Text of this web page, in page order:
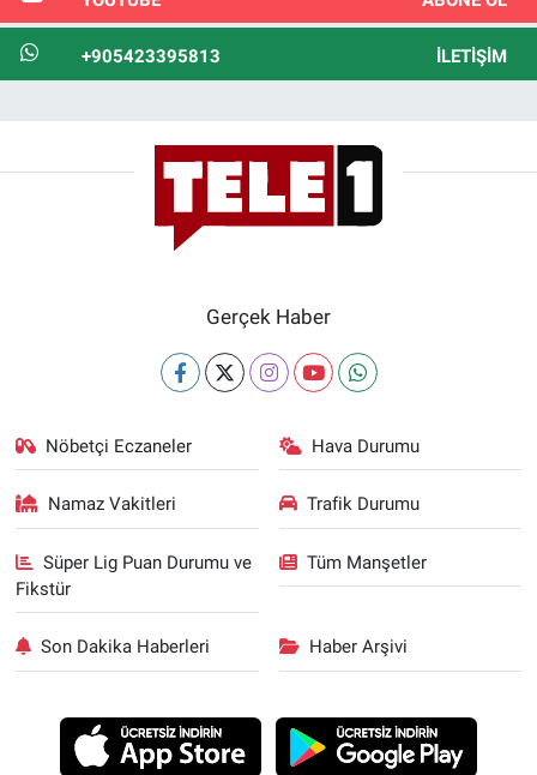
+905423395813 İLETIŞIM
Gerçek Haber
Nöbetçi Eczaneler Hava Durumu
Namaz Vakitleri Trafik Durumu
Süper Lig Puan Durumu ve
Fikstür
Tüm Manşetler
Son Dakika Haberleri Haber Arşivi